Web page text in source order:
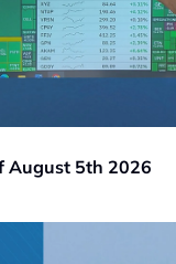
August 5th 2026